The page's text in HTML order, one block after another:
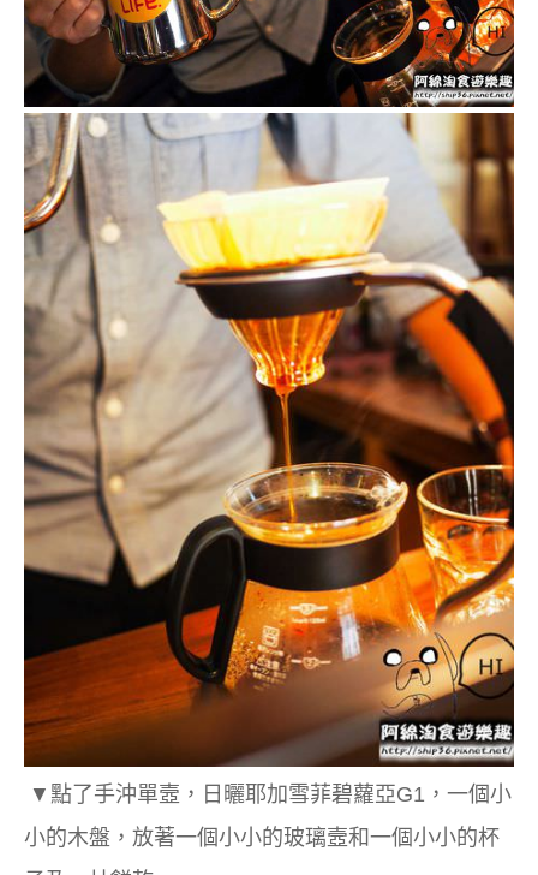
▼點了手沖單壼，日曬耶加雪菲碧蘿亞G1，一個小
小的木盤，放著一個小小的玻璃壼和一個小小的杯